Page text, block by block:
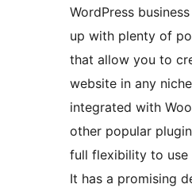
WordPress
up with plenty of
that allow you to
website in any
integrated with
other popular
full flexibility to use
It has a promising